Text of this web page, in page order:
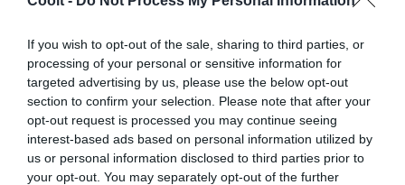
If you wish to opt-out of the sale, sharing to third parties, or
processing of your personal or sensitive information for
targeted advertising by us, please use the below opt-out
section to confirm your selection. Please note that after your
opt-out request is processed you may continue seeing
interest-based ads based on personal information utilized by
us or personal information disclosed to third parties prior to
your opt-out. You may separately opt-out of the further
LIBROS
‘Mira a esa chica’, es a la que violaron
en aquel portal
Cristina Araújo Gámir se pone en la piel de una joven
agredida en su primera novela, ganadora del Premio Tusquets.